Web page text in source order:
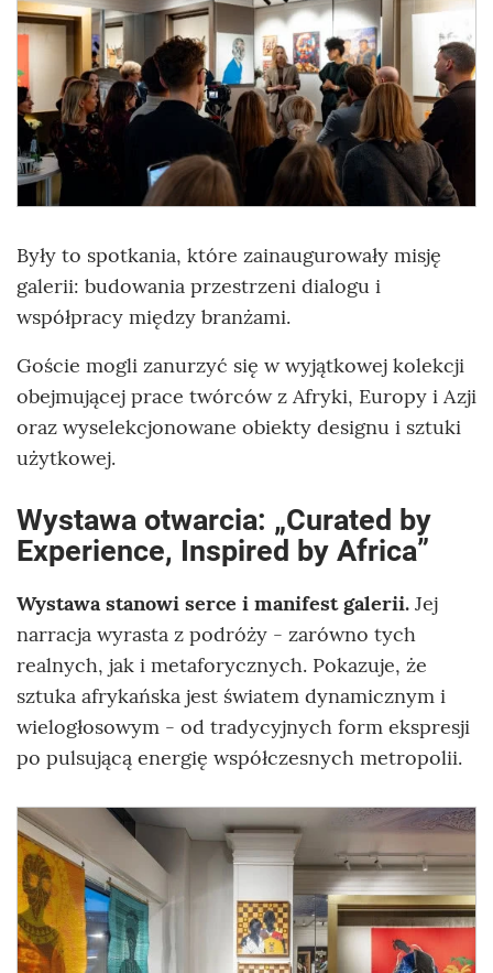
Były to spotkania, które zainaugurowały misję
galerii: budowania przestrzeni dialogu i
współpracy między branżami.
Goście mogli zanurzyć się w wyjątkowej kolekcji
obejmującej prace twórców z Afryki, Europy i Azji
oraz wyselekcjonowane obiekty designu i sztuki
użytkowej.
Wystawa otwarcia: „Curated by
Experience, Inspired by Africa”
Wystawa stanowi serce i manifest galerii. Jej
narracja wyrasta z podróży - zarówno tych
realnych, jak i metaforycznych. Pokazuje, że
sztuka afrykańska jest światem dynamicznym i
wielogłosowym - od tradycyjnych form ekspresji
po pulsującą energię współczesnych metropolii.